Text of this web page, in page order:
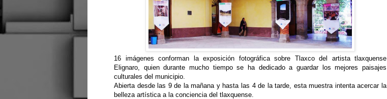
16 imágenes conforman la exposición fotográfica sobre Tlaxco del artista tlaxquense
Elignaro, quien durante mucho tiempo se ha dedicado a guardar los mejores paisajes
culturales del municipio.
Abierta desde las 9 de la mañana y hasta las 4 de la tarde, esta muestra intenta acercar la
belleza artística a la conciencia del tlaxquense.